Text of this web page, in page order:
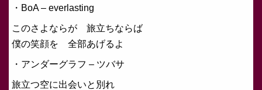
・BoA – everlasting
このさよならが 旅立ちならば
僕の笑顔を 全部あげるよ
・アンダーグラフ – ツバサ
旅立つ空に出会いと別れ